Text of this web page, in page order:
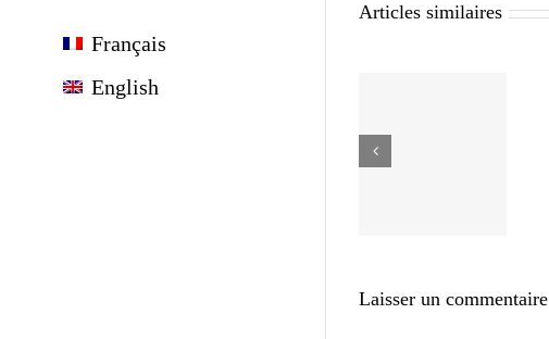
Français
English
Articles similaires
Laisser un commentaire